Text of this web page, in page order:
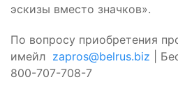
эскизы вместо значков».
По вопросу приобретения
имейл zapros@belrus.biz |
800-707-708-7